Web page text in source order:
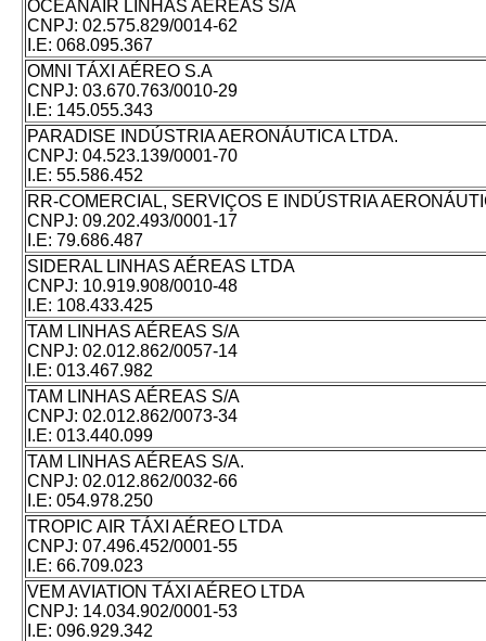
OCEANAIR LINHAS AÉREAS S/A
CNPJ: 02.575.829/0014-62
I.E: 068.095.367
OMNI TÁXI AÉREO S.A
CNPJ: 03.670.763/0010-29
I.E: 145.055.343
PARADISE INDÚSTRIA AERONÁUTICA LTDA.
CNPJ: 04.523.139/0001-70
I.E: 55.586.452
RR-COMERCIAL, SERVIÇOS E INDÚSTRIA
CNPJ: 09.202.493/0001-17
I.E: 79.686.487
SIDERAL LINHAS AÉREAS LTDA
CNPJ: 10.919.908/0010-48
I.E: 108.433.425
TAM LINHAS AÉREAS S/A
CNPJ: 02.012.862/0057-14
I.E: 013.467.982
TAM LINHAS AÉREAS S/A
CNPJ: 02.012.862/0073-34
I.E: 013.440.099
TAM LINHAS AÉREAS S/A.
CNPJ: 02.012.862/0032-66
I.E: 054.978.250
TROPIC AIR TÁXI AÉREO LTDA
CNPJ: 07.496.452/0001-55
I.E: 66.709.023
VEM AVIATION TÁXI AÉREO LTDA
CNPJ: 14.034.902/0001-53
I.E: 096.929.342